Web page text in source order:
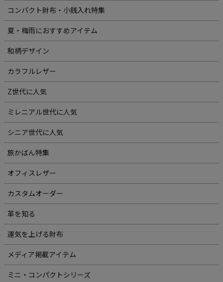
コンパクト財布・小銭入れ特集
夏・梅雨におすすめアイテム
和柄デザイン
カラフルレザー
Z世代に人気
ミレニアル世代に人気
シニア世代に人気
旅かばん特集
オフィスレザー
カスタムオーダー
革を知る
運気を上げる財布
メディア掲載アイテム
ミニ・コンパクトシリーズ